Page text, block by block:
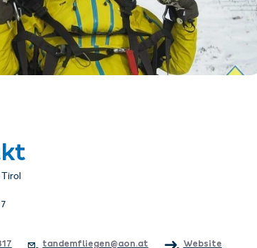
Tirol
tandemfliegen@aon.at Website